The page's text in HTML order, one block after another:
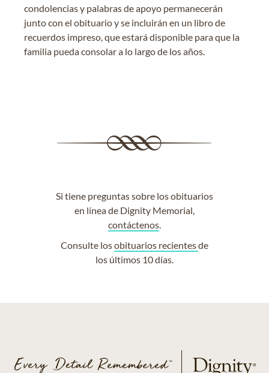
condolencias y palabras de apoyo permanecerán
junto con el obituario y se incluirán en un libro de
recuerdos impreso, que estará disponible para que la
familia pueda consolar a lo largo de los años.
Si tiene preguntas sobre los obituarios
en línea de Dignity Memorial,
contáctenos.
Consulte losobituarios recientesde
los últimos 10 días.